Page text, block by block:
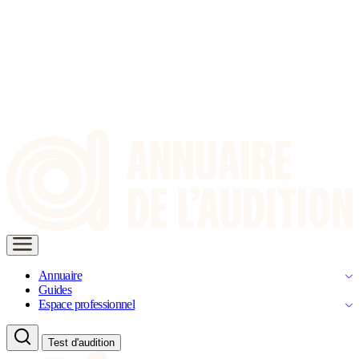
Annuaire
Guides
Espace professionnel
Test d'audition